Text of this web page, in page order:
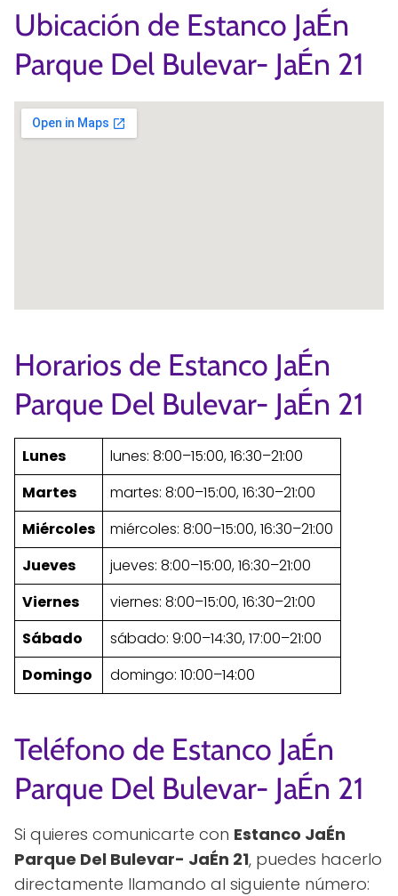
Ubicación de Estanco JaÉn
Parque Del Bulevar- JaÉn 21
Horarios de Estanco JaÉn
Parque Del Bulevar- JaÉn 21
Lunes
lunes: 8:00–15:00, 16:30–21:00
Martes
martes: 8:00–15:00, 16:30–21:00
Miércoles
miércoles: 8:00–15:00, 16:30–21:00
Jueves
jueves: 8:00–15:00, 16:30–21:00
Viernes
viernes: 8:00–15:00, 16:30–21:00
Sábado
sábado: 9:00–14:30, 17:00–21:00
Domingo
domingo: 10:00–14:00
Teléfono de Estanco JaÉn
Parque Del Bulevar- JaÉn 21
Si quieres comunicarte con Estanco JaÉn
Parque Del Bulevar- JaÉn 21, puedes hacerlo
directamente llamando al siguiente número: